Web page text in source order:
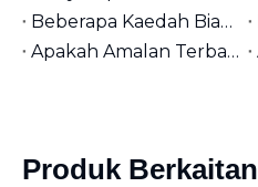
Beberapa Kaedah Biasa untuk Membaiki Mati Penyemperitan Aluminium
Apakah Amalan Terbaik untuk Memasang Struktur Aluminium T-Slot?
Produk Berkaitan